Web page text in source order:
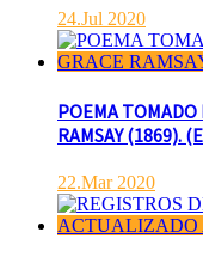
24.Jul 2020
POEMA TOMADO
RAMSAY (1869).
22.Mar 2020